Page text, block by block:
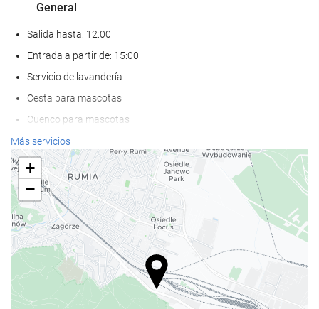
General
Salida hasta: 12:00
Entrada a partir de: 15:00
Servicio de lavandería
Cesta para mascotas
Cuenco para mascotas
Aire Acondicionado
Calefacción
Ascensor
Adaptado para personas con movilidad reducida
Habitaciones No fumadores
Hotel no fumadores
Zona de fumadores
Bienestar
Más servicios
+
−